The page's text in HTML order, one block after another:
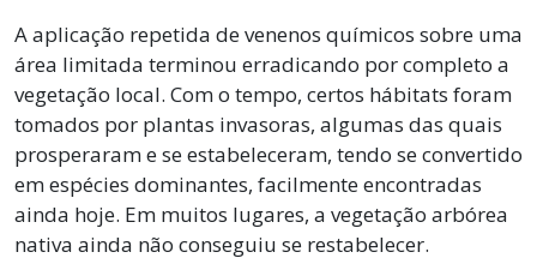
A aplicação repetida de venenos químicos sobre uma
área limitada terminou erradicando por completo a
vegetação local. Com o tempo, certos hábitats foram
tomados por plantas invasoras, algumas das quais
prosperaram e se estabeleceram, tendo se convertido
em espécies dominantes, facilmente encontradas
ainda hoje. Em muitos lugares, a vegetação arbórea
nativa ainda não conseguiu se restabelecer.